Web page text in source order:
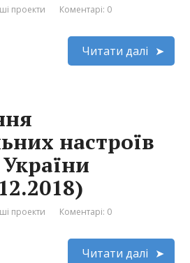
проекти Коментарі: 0
Читати далі
настроїв
проекти Коментарі: 0
Читати далі